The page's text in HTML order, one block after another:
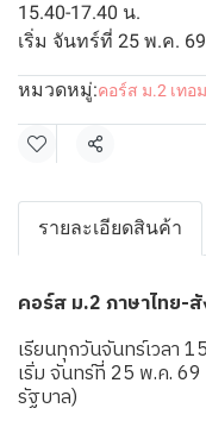
15.40-17.40 น.
เริ่ม จันทร์ที่ 25 พ.ค. 69
หมวดหมู่:คอร์ส ม.2 เทอ
แชร์
รายละเอียดสินค้า
คอร์ส ม.2 ภาษาไทย-
เรียนทุกวันจันทร์เวลา
เริ่ม จันทร์ที่ 25 พ.ค.
รัฐบาล)